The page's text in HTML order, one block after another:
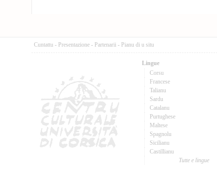
Cuntattu - Presentazione - Partenarii - Pianu di u situ
Lingue
Corsu
Francese
Talianu
Sardu
Catalanu
Purtughese
Maltese
Spagnolu
Sicilianu
Castillianu
Tutte e lingue